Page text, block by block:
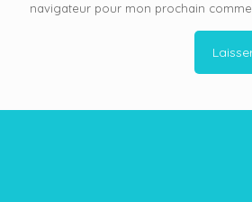
navigateur pour mon prochain